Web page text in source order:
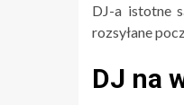
DJ-a istotne
rozsyłane
DJ na